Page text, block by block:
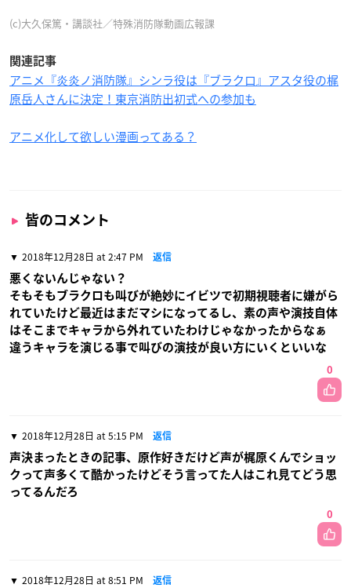
(c)大久保篤・講談社／特殊消防隊動画広報課
関連記事
アニメ『炎炎ノ消防隊』シンラ役は『ブラクロ』アスタ役の梶
原岳人さんに決定！東京消防出初式への参加も
アニメ化して欲しい漫画ってある？
皆のコメント
2018年12月28日 at 2:47 PM 返信
悪くないんじゃない？
そもそもブラクロも叫びが絶妙にイビツで初期視聴者に嫌がら
れていたけど最近はまだマシになってるし、素の声や演技自体
はそこまでキャラから外れていたわけじゃなかったからなぁ
違うキャラを演じる事で叫びの演技が良い方にいくといいな
0
2018年12月28日 at 5:15 PM 返信
声決まったときの記事、原作好きだけど声が梶原くんでショッ
クって声多くて酷かったけどそう言ってた人はこれ見てどう思
ってるんだろ
0
2018年12月28日 at 8:51 PM 返信